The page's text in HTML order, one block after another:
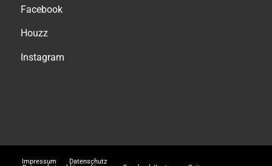
Facebook
Houzz
Instagram
Impressum Datenschutz